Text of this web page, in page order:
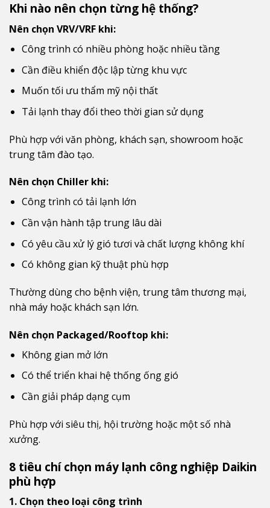
Khi nào nên chọn từng hệ thống?
Nên chọn VRV/VRF khi:
Công trình có nhiều phòng hoặc nhiều tầng
Cần điều khiển độc lập từng khu vực
Muốn tối ưu thẩm mỹ nội thất
Tải lạnh thay đổi theo thời gian sử dụng
Phù hợp với văn phòng, khách sạn, showroom hoặc
trung tâm đào tạo.
Nên chọn Chiller khi:
Công trình có tải lạnh lớn
Cần vận hành tập trung lâu dài
Có yêu cầu xử lý gió tươi và chất lượng không khí
Có không gian kỹ thuật phù hợp
Thường dùng cho bệnh viện, trung tâm thương mại,
nhà máy hoặc khách sạn lớn.
Nên chọn Packaged/Rooftop khi:
Không gian mở lớn
Có thể triển khai hệ thống ống gió
Cần giải pháp dạng cụm
Phù hợp với siêu thị, hội trường hoặc một số nhà
xưởng.
8 tiêu chí chọn máy lạnh công nghiệp Daikin
phù hợp
1. Chọn theo loại công trình